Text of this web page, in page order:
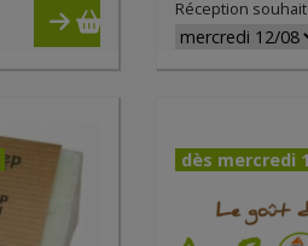
Réception
dès mercredi